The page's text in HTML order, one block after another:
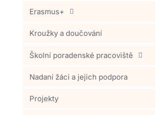
Erasmus+
Kroužky a doučování
Školní poradenské pracoviště
Nadaní žáci a jejich podpora
Projekty